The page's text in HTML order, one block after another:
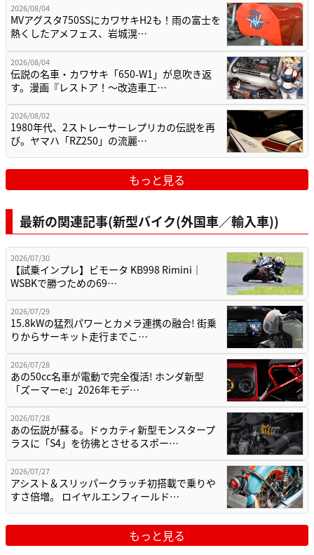
2026/08/04
MVアグスタ750SSにカワサキH2も！雨の富士を
熱くしたアメフェス、岩城滉…
2026/08/04
伝説の名車・カワサキ「650-W1」が息吹き返
す。漫画『レストア！～改造車工…
2026/08/02
1980年代、2ストレーサーレプリカの伝説を再
び。ヤマハ「RZ250」の流麗…
もっと見る
最新の関連記事(新型バイク(外国車／輸入車))
2026/07/30
【試乗インプレ】ビモータ KB998 Rimini｜
WSBKで勝つための69…
2026/07/29
15.8kWの猛烈パワーとカメラ連携の融合! 街乗
りからサーキット走行までこ…
2026/07/28
あの50cc名車が電動で完全復活! ホンダ新型
「ズーマーe:」2026年モデ…
2026/07/28
あの伝説が蘇る。ドゥカティ新型モンスタープ
ラスに「S4」を彷彿とさせるスポー…
2026/07/27
アシスト＆スリッパークラッチ初搭載で乗りや
すさ倍増。 ロイヤルエンフィールド…
もっと見る